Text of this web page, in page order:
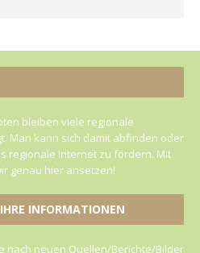
bleiben viele regionale
Man kann sich damit abfinden oder
regionale Internet zu fördern. Mit
genau hier ansetzen!
INFORMATIONEN
nach neuen Quellen/Berichte/Bilder